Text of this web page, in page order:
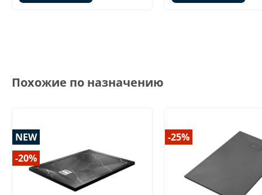
Похожие по назначению
NEW
-20%
-25%